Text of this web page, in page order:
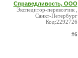
Справедливость, ООО
Экспедитор-перевозчик ,
Санкт-Петербург
Код:2292726
#6